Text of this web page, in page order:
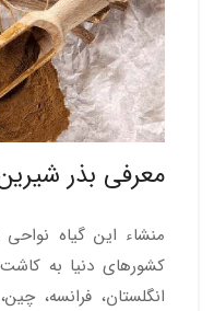
معرفی بذر
منشاء این گیاه
کشورهای دنیا به
انگلستان، فرانسه،